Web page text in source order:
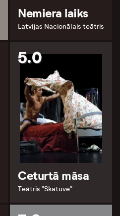
Nemiera laiks
Latvijas Nacionālais teātris
5.0
Ceturtā māsa
Teātris "Skatuve"